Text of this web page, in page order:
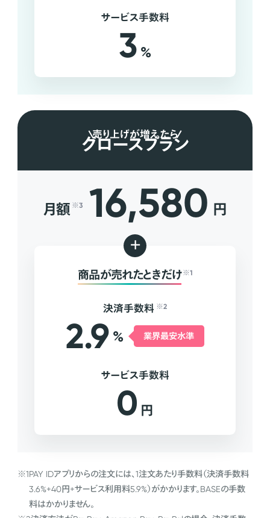
サービス手数料
3 %
売り上げが増えたら
グロースプラン
月額 ※3 16,580 円
+
商品が売れたときだけ ※1
決済手数料 ※2
2.9 % 業界最安水準
サービス手数料
0 円
※1PAY IDアプリからの注文には、1注文あたり手数料（決済手数料
3.6%+40円+サービス利用料5.9%）がかかります。BASEの手数
料はかかりません。